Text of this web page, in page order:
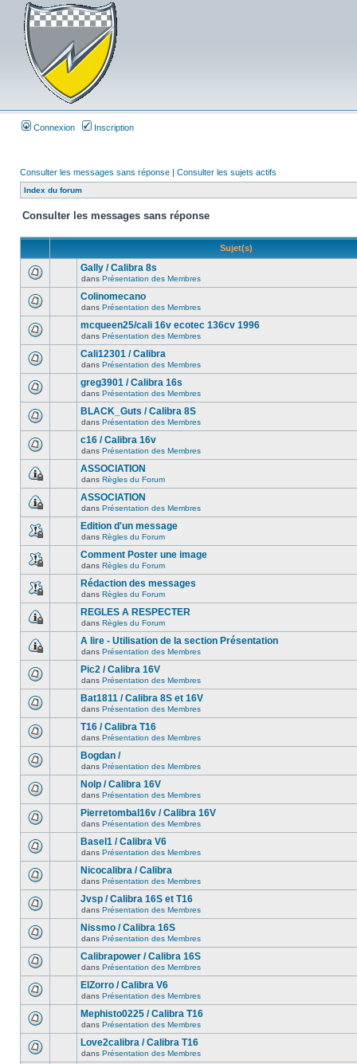
Connexion Inscription
Consulter les messages sans réponse | Consulter les sujets actifs
Index du forum
Consulter les messages sans réponse
Sujet(s)
Gally / Calibra 8s
dans Présentation des Membres
Colinomecano
dans Présentation des Membres
mcqueen25/cali 16v ecotec 136cv 1996
dans Présentation des Membres
Cali12301 / Calibra
dans Présentation des Membres
greg3901 / Calibra 16s
dans Présentation des Membres
BLACK_Guts / Calibra 8S
dans Présentation des Membres
c16 / Calibra 16v
dans Présentation des Membres
ASSOCIATION
dans Règles du Forum
ASSOCIATION
dans Présentation des Membres
Edition d'un message
dans Règles du Forum
Comment Poster une image
dans Règles du Forum
Rédaction des messages
dans Règles du Forum
REGLES A RESPECTER
dans Règles du Forum
A lire - Utilisation de la section Présentation
dans Présentation des Membres
Pic2 / Calibra 16V
dans Présentation des Membres
Bat1811 / Calibra 8S et 16V
dans Présentation des Membres
T16 / Calibra T16
dans Présentation des Membres
Bogdan /
dans Présentation des Membres
Nolp / Calibra 16V
dans Présentation des Membres
Pierretombal16v / Calibra 16V
dans Présentation des Membres
Basel1 / Calibra V6
dans Présentation des Membres
Nicocalibra / Calibra
dans Présentation des Membres
Jvsp / Calibra 16S et T16
dans Présentation des Membres
Nissmo / Calibra 16S
dans Présentation des Membres
Calibrapower / Calibra 16S
dans Présentation des Membres
ElZorro / Calibra V6
dans Présentation des Membres
Mephisto0225 / Calibra T16
dans Présentation des Membres
Love2calibra / Calibra T16
dans Présentation des Membres